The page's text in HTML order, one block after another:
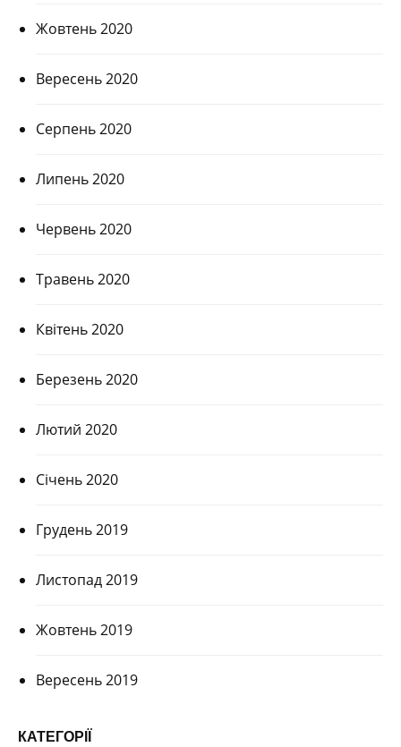
Жовтень 2020
Вересень 2020
Серпень 2020
Липень 2020
Червень 2020
Травень 2020
Квітень 2020
Березень 2020
Лютий 2020
Січень 2020
Грудень 2019
Листопад 2019
Жовтень 2019
Вересень 2019
КАТЕГОРІЇ